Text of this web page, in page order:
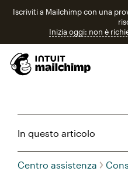
Iscriviti a Mailchimp con una
Inizia oggi: non è
In questo articolo
Centro assistenza